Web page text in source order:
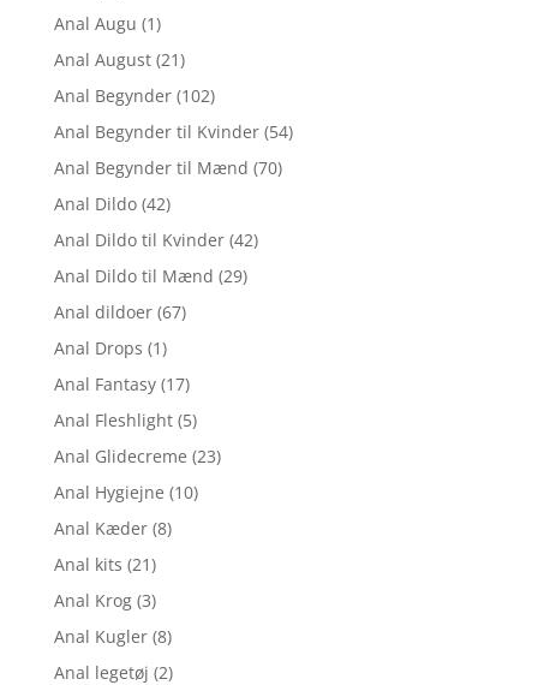
Anal Augu (1)
Anal August (21)
Anal Begynder (102)
Anal Begynder til Kvinder (54)
Anal Begynder til Mænd (70)
Anal Dildo (42)
Anal Dildo til Kvinder (42)
Anal Dildo til Mænd (29)
Anal dildoer (67)
Anal Drops (1)
Anal Fantasy (17)
Anal Fleshlight (5)
Anal Glidecreme (23)
Anal Hygiejne (10)
Anal Kæder (8)
Anal kits (21)
Anal Krog (3)
Anal Kugler (8)
Anal legetøj (2)